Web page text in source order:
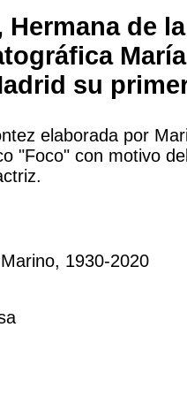
Hermana de
su
elaborada por
"Foco" con motivo
1930-2020